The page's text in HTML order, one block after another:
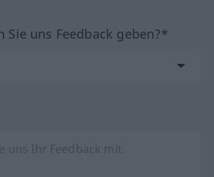
Sie uns Feedback geben?*